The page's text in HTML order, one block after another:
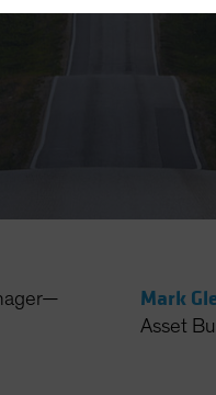
Mark
Asset